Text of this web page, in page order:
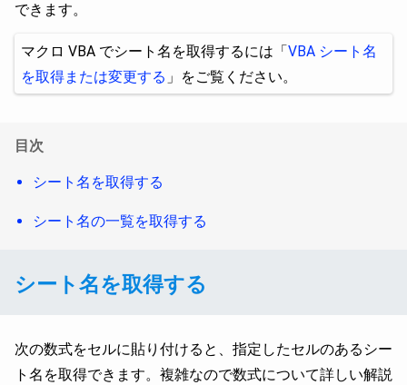
できます。
マクロ VBA でシート名を取得するには「VBA シート名
を取得または変更する 」をご覧ください。
目次
シート名を取得する
シート名の一覧を取得する
シート名を取得する
次の数式をセルに貼り付けると、指定したセルのあるシー
ト名を取得できます。複雑なので数式について詳しい解説